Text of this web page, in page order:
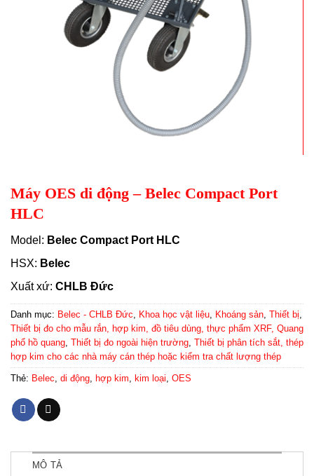
Máy OES di động – Belec Compact Port
HLC
Model: Belec Compact Port HLC
HSX: Belec
Xuất xứ: CHLB Đức
Danh mục: Belec - CHLB Đức, Khoa học vật liệu, Khoáng sản, Thiết bị,
Thiết bị đo cho mẫu rắn, hợp kim, đồ tiêu dùng, thực phẩm XRF, Quang
phổ hồ quang, Thiết bị đo ngoài hiện trường, Thiết bị phân tích sắt, thép
hợp kim cho các nhà máy cán thép hoặc kiểm tra chất lượng thép
Thẻ: Belec, di động, hợp kim, kim loại, OES
MÔ TẢ